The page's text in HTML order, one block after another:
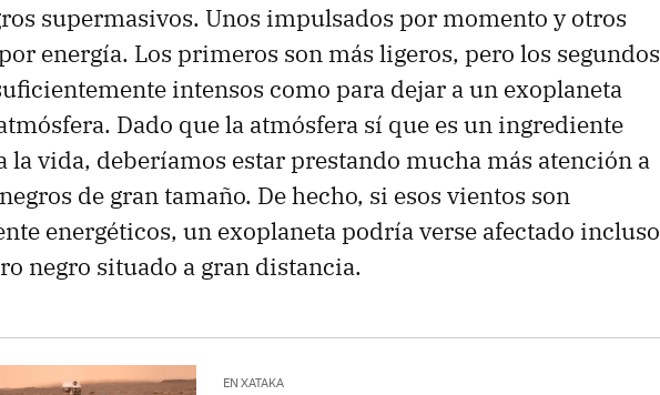
supermasivos. Unos impulsados por momento y otros
energía. Los primeros son más ligeros, pero los segundos
intensos como para dejar a un exoplaneta
Dado que la atmósfera sí que es un ingrediente
la vida, deberíamos estar prestando mucha más atención a
de gran tamaño. De hecho, si esos vientos son
energéticos, un exoplaneta podría verse afectado incluso
negro situado a gran distancia.
EN XATAKA